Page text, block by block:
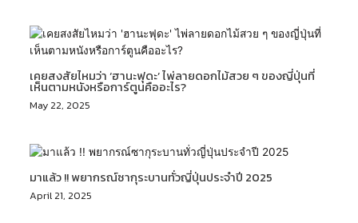
เคยสงสัยไหมว่า ‘ฮานะฟุดะ’ ไพ่ลายดอกไม้สวย ๆ ของญี่ปุ่นที่
เห็นตามหนังหรือการ์ตูนคืออะไร?
May 22, 2025
มาแล้ว !! พยากรณ์ซากุระบานทั่วญี่ปุ่นประจำปี 2025
April 21, 2025